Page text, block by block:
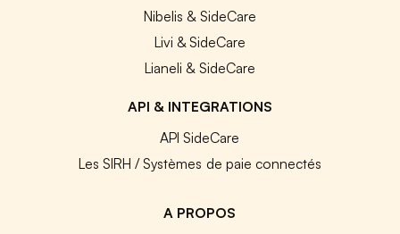
Nibelis & SideCare
Livi & SideCare
Lianeli & SideCare
API & INTEGRATIONS
API SideCare
Les SIRH / Systèmes de paie connectés
A PROPOS